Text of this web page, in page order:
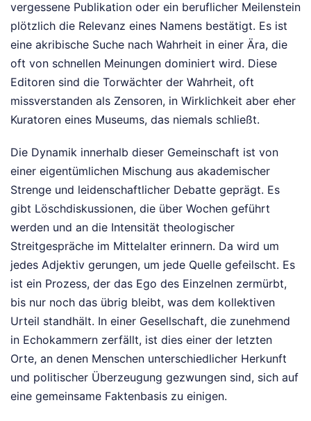
vergessene Publikation oder ein beruflicher Meilenstein
plötzlich die Relevanz eines Namens bestätigt. Es ist
eine akribische Suche nach Wahrheit in einer Ära, die
oft von schnellen Meinungen dominiert wird. Diese
Editoren sind die Torwächter der Wahrheit, oft
missverstanden als Zensoren, in Wirklichkeit aber eher
Kuratoren eines Museums, das niemals schließt.
Die Dynamik innerhalb dieser Gemeinschaft ist von
einer eigentümlichen Mischung aus akademischer
Strenge und leidenschaftlicher Debatte geprägt. Es
gibt Löschdiskussionen, die über Wochen geführt
werden und an die Intensität theologischer
Streitgespräche im Mittelalter erinnern. Da wird um
jedes Adjektiv gerungen, um jede Quelle gefeilscht. Es
ist ein Prozess, der das Ego des Einzelnen zermürbt,
bis nur noch das übrig bleibt, was dem kollektiven
Urteil standhält. In einer Gesellschaft, die zunehmend
in Echokammern zerfällt, ist dies einer der letzten
Orte, an denen Menschen unterschiedlicher Herkunft
und politischer Überzeugung gezwungen sind, sich auf
eine gemeinsame Faktenbasis zu einigen.